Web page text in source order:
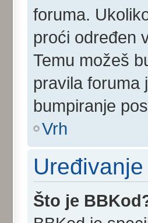
foruma.
proći određen
Temu možeš
pravila foruma
bumpiranje
Vrh
Što je